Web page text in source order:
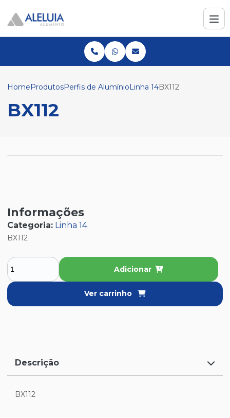
HomeProdutosPerfis de AlumínioLinha 14BX112
BX112
Informações
Categoria: Linha 14
BX112
Adicionar
Ver carrinho
Descrição
BX112